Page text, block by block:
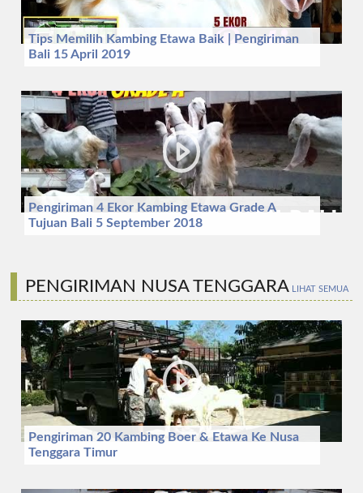
Tips Memilih Kambing Etawa Baik | Pengiriman
Bali 15 April 2019
Pengiriman 4 Ekor Kambing Etawa Grade A
Tujuan Bali 5 September 2018
PENGIRIMAN NUSA TENGGARA LIHAT SEMUA
Pengiriman 20 Kambing Boer & Etawa Ke Nusa
Tenggara Timur